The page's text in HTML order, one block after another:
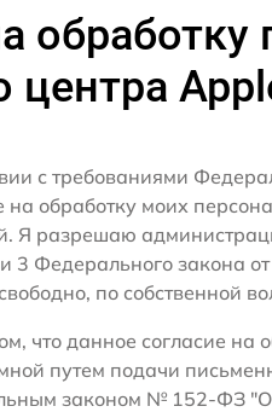
центра
с требованиями
на обработку моих
Я разрешаю
3 Федерального
по собственной
что данное согласие
путем подачи
законом № 152-ФЗ